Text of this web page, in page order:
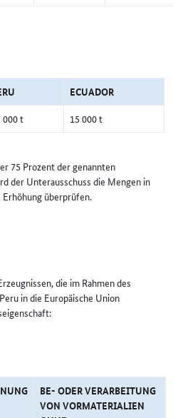
ECUADOR
000 t 15 000 t
75 Prozent der genannten
der Unterausschuss die Mengen in
überprüfen.
die im Rahmen des
in die Europäische Union
BE- ODER VERARBEITUNG
VON VORMATERIALIEN